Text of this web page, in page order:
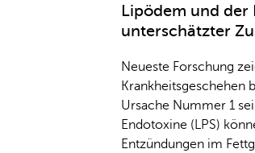
Lipödem und der
unterschätzter
Neueste Forschung
Krankheitsgeschehen
Ursache Nummer 1
Endotoxine (LPS)
Entzündungen im